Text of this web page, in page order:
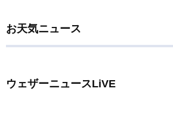
お天気ニュース
ウェザーニュースLiVE